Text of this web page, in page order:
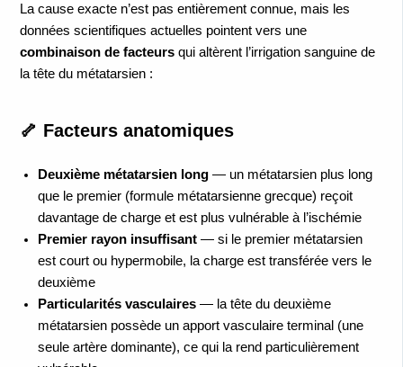
La cause exacte n’est pas entièrement connue, mais les
données scientifiques actuelles pointent vers une
combinaison de facteursqui altèrent l’irrigation sanguine de
la tête du métatarsien :
🦴 Facteurs anatomiques
Deuxième métatarsien long— un métatarsien plus long
que le premier (formule métatarsienne grecque) reçoit
davantage de charge et est plus vulnérable à l’ischémie
Premier rayon insuffisant— si le premier métatarsien
est court ou hypermobile, la charge est transférée vers le
deuxième
Particularités vasculaires— la tête du deuxième
métatarsien possède un apport vasculaire terminal (une
seule artère dominante), ce qui la rend particulièrement